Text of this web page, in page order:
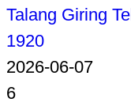
Talang Giring
1920
2026-06-07
6